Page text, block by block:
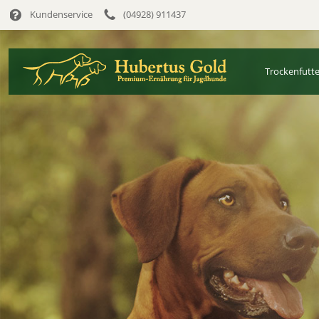
Kundenservice (04928) 911437